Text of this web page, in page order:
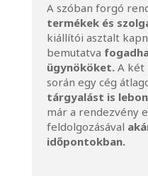
A szóban forgó
termékek és
kiállítói asztalt
bemutatva
ügynököket. A két
során egy cég
tárgyalást is
már a rendezvény
feldolgozásával
időpontokban.